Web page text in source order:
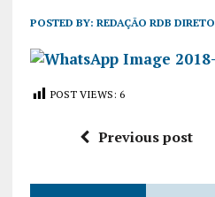
POSTED BY: REDAÇÃO RDB DIRETO
POST VIEWS: 6
Previous post